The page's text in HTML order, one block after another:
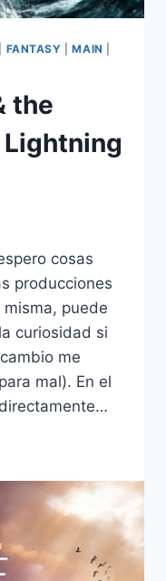
FANTASY |MAIN
the
cosas
producciones
misma, puede
curiosidad si
me
mal). En el